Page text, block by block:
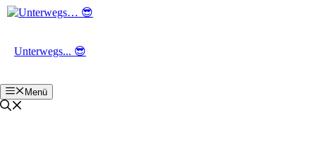
Zum
Unterwegs... 😎
Menü